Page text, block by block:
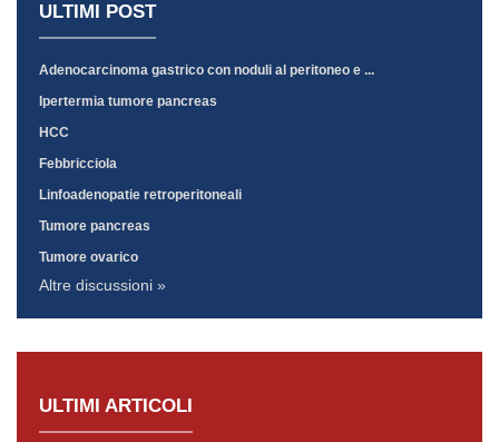
ULTIMI POST
Adenocarcinoma gastrico con noduli al peritoneo e ...
Ipertermia tumore pancreas
HCC
Febbricciola
Linfoadenopatie retroperitoneali
Tumore pancreas
Tumore ovarico
Altre discussioni »
ULTIMI ARTICOLI